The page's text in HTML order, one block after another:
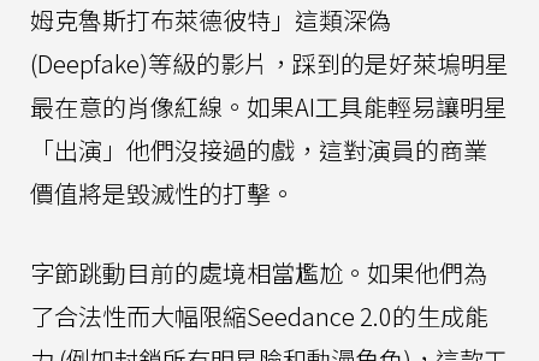
姆克魯斯打布萊德彼特」這類深偽
(Deepfake)等級的影片，踩到的是好萊塢明星
最在意的肖像紅線。如果AI工具能輕易讓明星
「出演」他們沒接過的戲，這對演員的商業
價值將是毀滅性的打擊。
字節跳動目前的處境相當尷尬。如果他們為
了合法性而大幅限縮Seedance 2.0的生成能